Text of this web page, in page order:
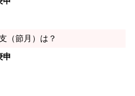
（節月）は？
申